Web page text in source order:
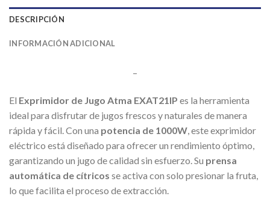
DESCRIPCIÓN
INFORMACIÓN ADICIONAL
–
El Exprimidor de Jugo Atma EXAT21IP es la herramienta
ideal para disfrutar de jugos frescos y naturales de manera
rápida y fácil. Con una potencia de 1000W, este exprimidor
eléctrico está diseñado para ofrecer un rendimiento óptimo,
garantizando un jugo de calidad sin esfuerzo. Su prensa
automática de cítricos se activa con solo presionar la fruta,
lo que facilita el proceso de extracción.